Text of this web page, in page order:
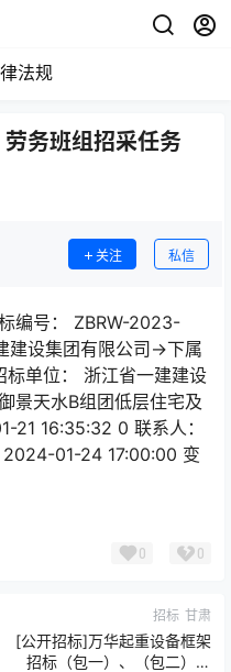
法规
务班组招采任务
关注 私信
编号： ZBRW-2023-
设集团有限公司->下属
单位： 浙江省一建建设
景天水B组团低层住宅及
21 16:35:32 0 联系人：
2024-01-24 17:00:00 变
0 0
招标 甘肃
[公开招标]万华起重设备框架
招标（包一）、（包二）、